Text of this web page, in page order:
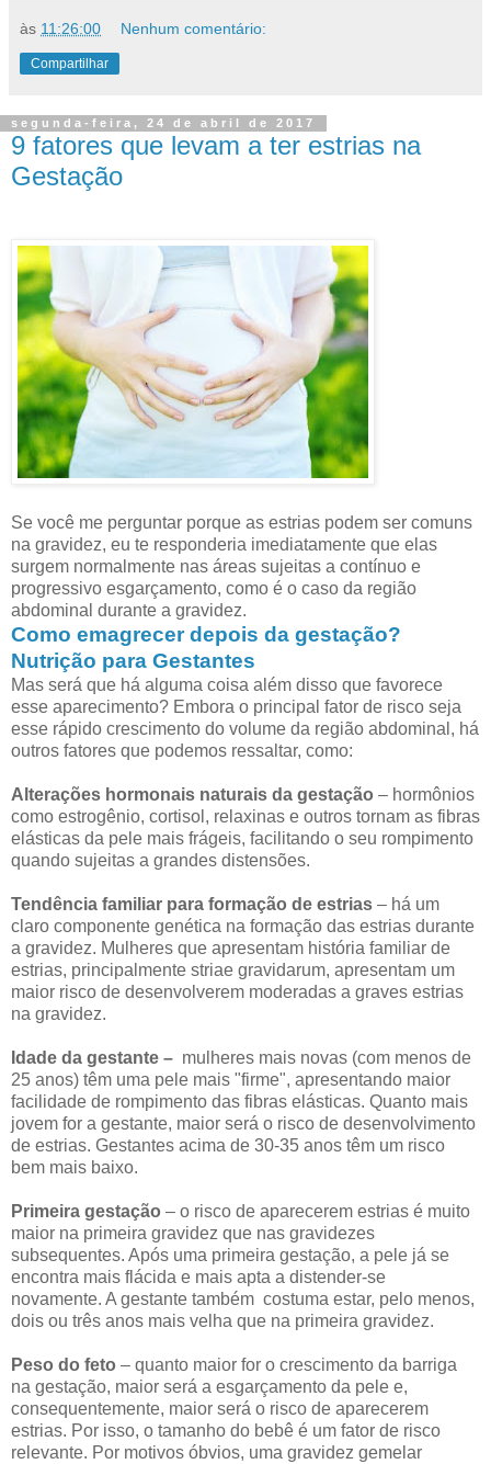
às 11:26:00 Nenhum comentário:
Compartilhar
segunda-feira, 24 de abril de 2017
9 fatores que levam a ter estrias na
Gestação
Se você me perguntar porque as estrias podem ser comuns
na gravidez, eu te responderia imediatamente que elas
surgem normalmente nas áreas sujeitas a contínuo e
progressivo esgarçamento, como é o caso da região
abdominal durante a gravidez.
Como emagrecer depois da gestação?
Nutrição para Gestantes
Mas será que há alguma coisa além disso que favorece
esse aparecimento? Embora o principal fator de risco seja
esse rápido crescimento do volume da região abdominal, há
outros fatores que podemos ressaltar, como:
Alterações hormonais naturais da gestação – hormônios
como estrogênio, cortisol, relaxinas e outros tornam as fibras
elásticas da pele mais frágeis, facilitando o seu rompimento
quando sujeitas a grandes distensões.
Tendência familiar para formação de estrias – há um
claro componente genética na formação das estrias durante
a gravidez. Mulheres que apresentam história familiar de
estrias, principalmente striae gravidarum, apresentam um
maior risco de desenvolverem moderadas a graves estrias
na gravidez.
Idade da gestante – mulheres mais novas (com menos de
25 anos) têm uma pele mais "firme", apresentando maior
facilidade de rompimento das fibras elásticas. Quanto mais
jovem for a gestante, maior será o risco de desenvolvimento
de estrias. Gestantes acima de 30-35 anos têm um risco
bem mais baixo.
Primeira gestação – o risco de aparecerem estrias é muito
maior na primeira gravidez que nas gravidezes
subsequentes. Após uma primeira gestação, a pele já se
encontra mais flácida e mais apta a distender-se
novamente. A gestante também costuma estar, pelo menos,
dois ou três anos mais velha que na primeira gravidez.
Peso do feto – quanto maior for o crescimento da barriga
na gestação, maior será a esgarçamento da pele e,
consequentemente, maior será o risco de aparecerem
estrias. Por isso, o tamanho do bebê é um fator de risco
relevante. Por motivos óbvios, uma gravidez gemelar